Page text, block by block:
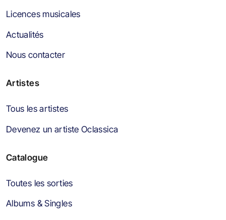
Licences musicales
Actualités
Nous contacter
Artistes
Tous les artistes
Devenez un artiste Oclassica
Catalogue
Toutes les sorties
Albums & Singles